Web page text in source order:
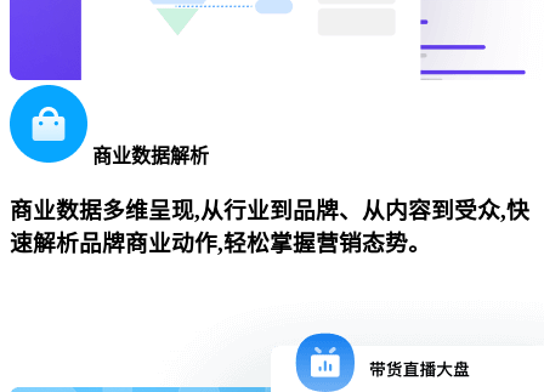
商业数据解析
商业数据多维呈现,从行业到品牌、从内容到受众,快
速解析品牌商业动作,轻松掌握营销态势。